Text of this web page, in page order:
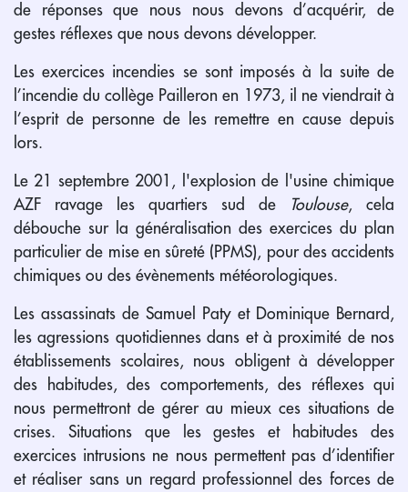
de réponses que nous nous devons d’acquérir, de
gestes réflexes que nous devons développer.
Les exercices incendies se sont imposés à la suite de
l’incendie du collège Pailleron en 1973, il ne viendrait à
l’esprit de personne de les remettre en cause depuis
lors.
Le 21 septembre 2001, l'explosion de l'usine chimique
AZF ravage les quartiers sud de
Toulouse, cela
débouche sur la généralisation des exercices du plan
particulier de mise en sûreté (PPMS), pour des accidents
chimiques ou des évènements météorologiques.
Les assassinats de Samuel Paty et Dominique Bernard,
les agressions quotidiennes dans et à proximité de nos
établissements scolaires, nous obligent à développer
des habitudes, des comportements, des réflexes qui
nous permettront de gérer au mieux ces situations de
crises. Situations que les gestes et habitudes des
exercices intrusions ne nous permettent pas d’identifier
et réaliser sans un regard professionnel des forces de